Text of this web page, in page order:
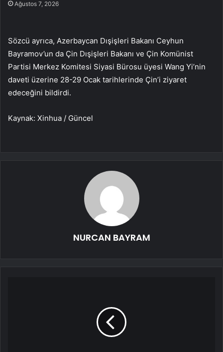
Ağustos 7, 2026
Sözcü ayrıca, Azerbaycan Dışişleri Bakanı Ceyhun
Bayramov’un da Çin Dışişleri Bakanı ve Çin Komünist
Partisi Merkez Komitesi Siyasi Bürosu üyesi Wang Yi’nin
daveti üzerine 28-29 Ocak tarihlerinde Çin’i ziyaret
edeceğini bildirdi.
Kaynak: Xinhua / Güncel
NURCAN BAYRAM